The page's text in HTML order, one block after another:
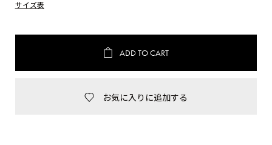
サイズ表
ADD TO CART
お気に入りに追加する